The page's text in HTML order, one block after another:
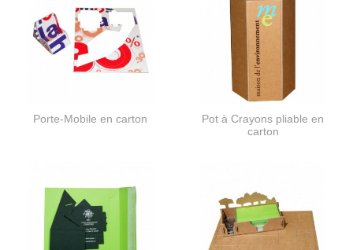
Porte-Mobile en carton
Pot à Crayons pliable en
carton